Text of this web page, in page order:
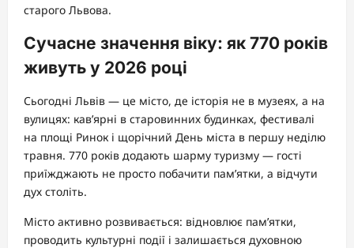
старого Львова.
Сучасне значення віку: як 770 років
живуть у 2026 році
Сьогодні Львів — це місто, де історія не в музеях, а на
вулицях: кав’ярні в старовинних будинках, фестивалі
на площі Ринок і щорічний День міста в першу неділю
травня. 770 років додають шарму туризму — гості
приїжджають не просто побачити пам’ятки, а відчути
дух століть.
Місто активно розвивається: відновлює пам’ятки,
проводить культурні події і залишається духовною